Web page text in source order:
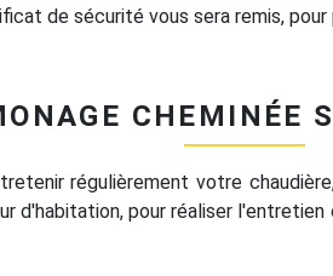
de sécurité vous sera remis,
CHEMINÉE
régulièrement votre
d'habitation, pour réaliser